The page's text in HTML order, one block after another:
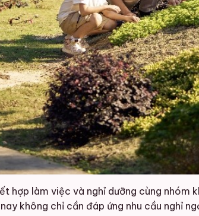
hợp làm việc và nghỉ dưỡng cùng
không chỉ cần đáp ứng nhu cầu nghỉ